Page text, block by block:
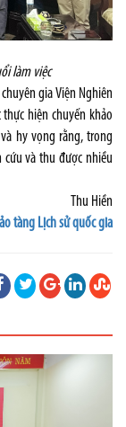
làm việc
gia Viện Nghiên
hiện chuyến khảo
hy vọng rằng, trong
cứu và thu được nhiều
Thu Hiền
tàng Lịch sử quốc gia